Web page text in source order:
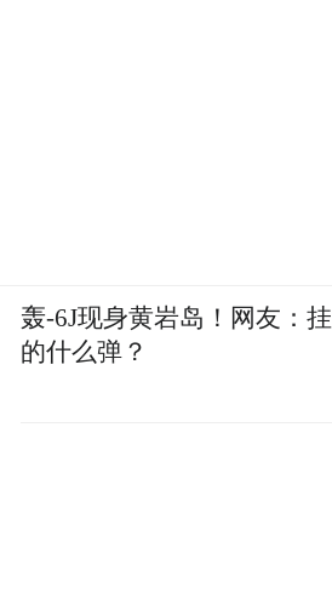
轰-6J现身黄岩岛！网友：挂
的什么弹？